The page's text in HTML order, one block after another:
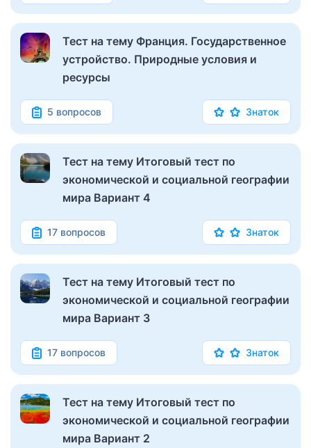
Тест на тему Франция. Государственное
устройство. Природные условия и
ресурсы
5 вопросов Знаток
Тест на тему Итоговый тест по
экономической и социальной географии
мира Вариант 4
17 вопросов Знаток
Тест на тему Итоговый тест по
экономической и социальной географии
мира Вариант 3
17 вопросов Знаток
Тест на тему Итоговый тест по
экономической и социальной географии
мира Вариант 2